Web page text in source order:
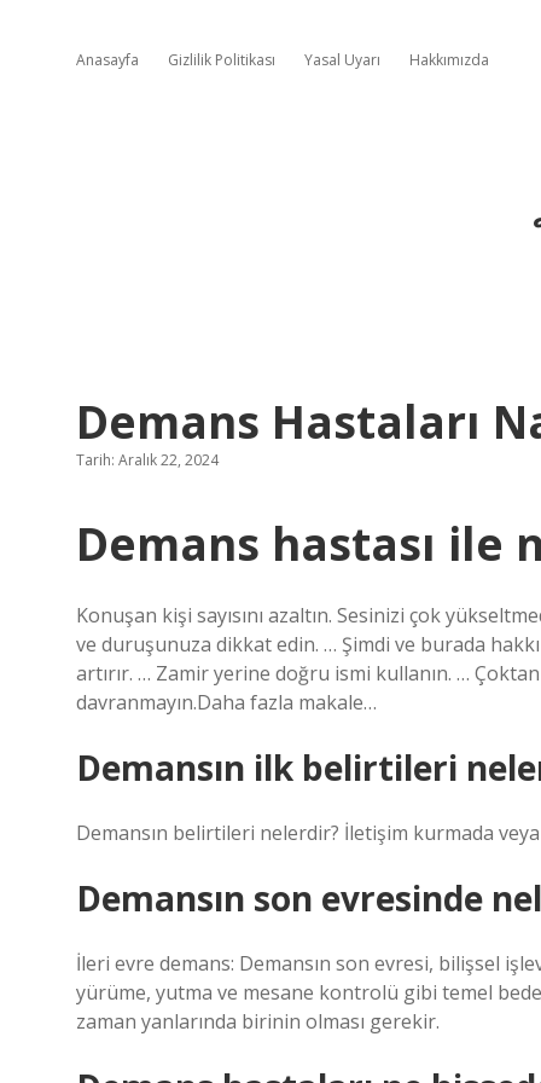
Anasayfa Gizlilik Politikası Yasal Uyarı Hakkımızda
Demans Hastaları
Tarih: Aralık 22, 2024
Demans hastası ile
Konuşan kişi sayısını azaltın. Sesinizi çok
ve duruşunuza dikkat edin. … Şimdi ve burada
artırır. … Zamir yerine doğru ismi kullanın. …
davranmayın.Daha fazla makale…
Demansın ilk belirtileri
Demansın belirtileri nelerdir? İletişim kurmada
Demansın son evresinde
İleri evre demans: Demansın son evresi, bilişsel
yürüme, yutma ve mesane kontrolü gibi temel
zaman yanlarında birinin olması gerekir.